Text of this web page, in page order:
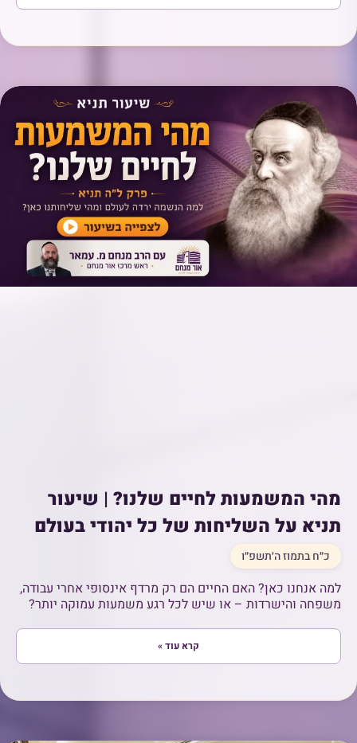
מהי המשמעות לחיים שלנו? | שיעור
תניא על השליחות של כל יהודי בעולם
כ״ח בתמוז ה׳תשפ״ו
למה אנחנו כאן? האם החיים הם רק מרדף אינסופי אחרי עבודה,
משפחה והישרדות – או שיש לכל רגע משמעות עמוקה יותר?
קרא עוד »